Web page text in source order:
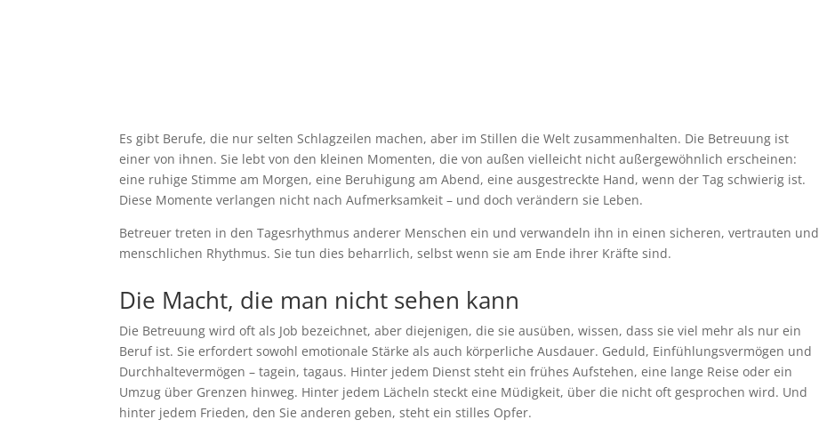
Es gibt Berufe, die nur selten Schlagzeilen machen, aber im Stillen die Welt zusammenhalten. Die Betreuung ist
einer von ihnen. Sie lebt von den kleinen Momenten, die von außen vielleicht nicht außergewöhnlich erscheinen:
eine ruhige Stimme am Morgen, eine Beruhigung am Abend, eine ausgestreckte Hand, wenn der Tag schwierig ist.
Diese Momente verlangen nicht nach Aufmerksamkeit – und doch verändern sie Leben.
Betreuer treten in den Tagesrhythmus anderer Menschen ein und verwandeln ihn in einen sicheren, vertrauten und
menschlichen Rhythmus. Sie tun dies beharrlich, selbst wenn sie am Ende ihrer Kräfte sind.
Die Macht, die man nicht sehen kann
Die Betreuung wird oft als Job bezeichnet, aber diejenigen, die sie ausüben, wissen, dass sie viel mehr als nur ein
Beruf ist. Sie erfordert sowohl emotionale Stärke als auch körperliche Ausdauer. Geduld, Einfühlungsvermögen und
Durchhaltevermögen – tagein, tagaus. Hinter jedem Dienst steht ein frühes Aufstehen, eine lange Reise oder ein
Umzug über Grenzen hinweg. Hinter jedem Lächeln steckt eine Müdigkeit, über die nicht oft gesprochen wird. Und
hinter jedem Frieden, den Sie anderen geben, steht ein stilles Opfer.